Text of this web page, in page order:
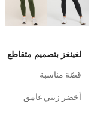
لغينغز بتصميم متقاطع
قصّة مناسبة
أخضر زيتي غامق